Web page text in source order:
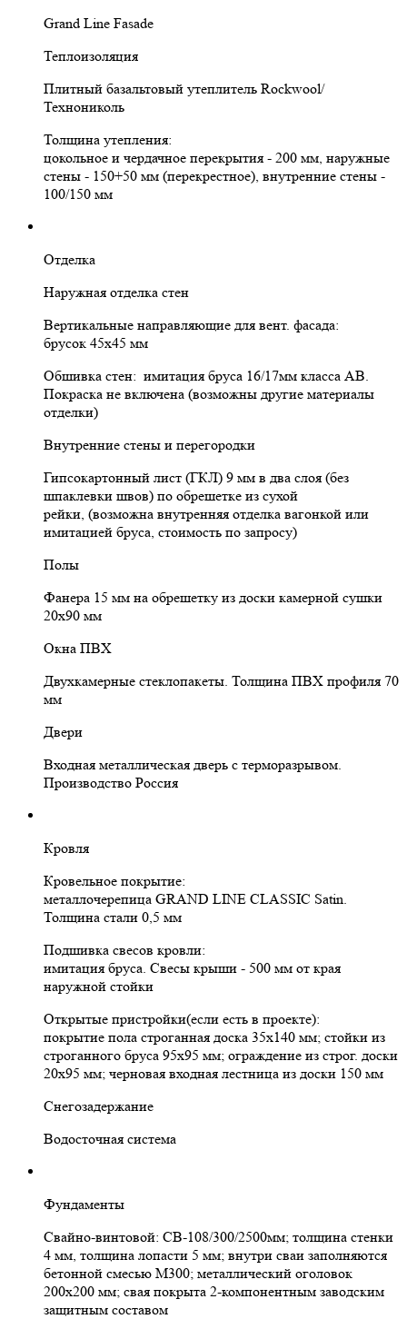
Grand Line Fasade
Теплоизоляция
Плитный базальтовый утеплитель Rockwool/
Технониколь
Толщина утепления:
цокольное и чердачное перекрытия - 200 мм, наружные
стены - 150+50 мм (перекрестное), внутренние стены -
100/150 мм
Отделка
Наружная отделка стен
Вертикальные направляющие для вент. фасада:
брусок 45х45 мм
Обшивка стен: имитация бруса 16/17мм класса АВ.
Покраска не включена (возможны другие материалы
отделки)
Внутренние стены и перегородки
Гипсокартонный лист (ГКЛ) 9 мм в два слоя (без
шпаклевки швов) по обрешетке из сухой
рейки, (возможна внутренняя отделка вагонкой или
имитацией бруса, стоимость по запросу)
Полы
Фанера 15 мм на обрешетку из доски камерной сушки
20х90 мм
Окна ПВХ
Двухкамерные стеклопакеты. Толщина ПВХ профиля 70
мм
Двери
Входная металлическая дверь с терморазрывом.
Производство Россия
Кровля
Кровельное покрытие:
металлочерепица GRAND LINE CLASSIC Satin.
Толщина стали 0,5 мм
Подшивка свесов кровли:
имитация бруса. Свесы крыши - 500 мм от края
наружной стойки
Открытые пристройки(если есть в проекте):
покрытие пола строганная доска 35х140 мм; стойки из
строганного бруса 95х95 мм; ограждение из строг. доски
20х95 мм; черновая входная лестница из доски 150 мм
Снегозадержание
Водосточная система
Фундаменты
Свайно-винтовой: СВ-108/300/2500мм; толщина стенки
4 мм, толщина лопасти 5 мм; внутри сваи заполняются
бетонной смесью М300; металлический оголовок
200х200 мм; свая покрыта 2-компонентным заводским
защитным составом